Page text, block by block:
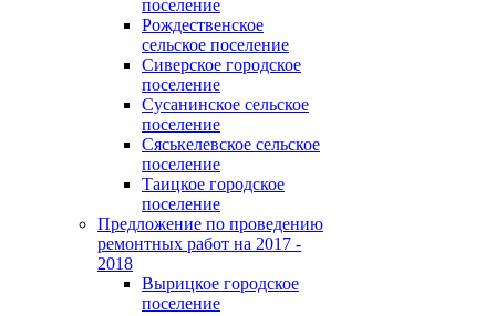
поселение
Рождественское
сельское поселение
Сиверское городское
поселение
Сусанинское сельское
поселение
Сяськелевское сельское
поселение
Таицкое городское
поселение
Предложение по проведению
ремонтных работ на 2017 -
2018
Вырицкое городское
поселение